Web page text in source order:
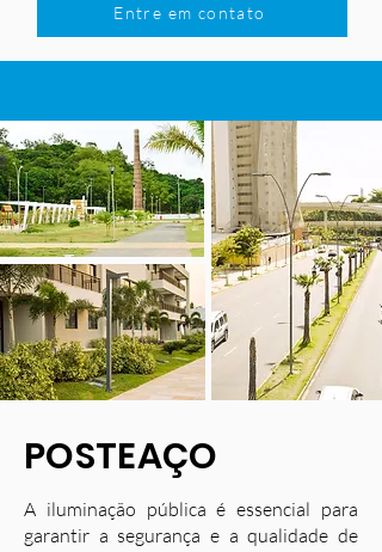
Entre em contato
POSTEAÇO
A iluminação pública é essencial para
garantir a segurança e a qualidade de